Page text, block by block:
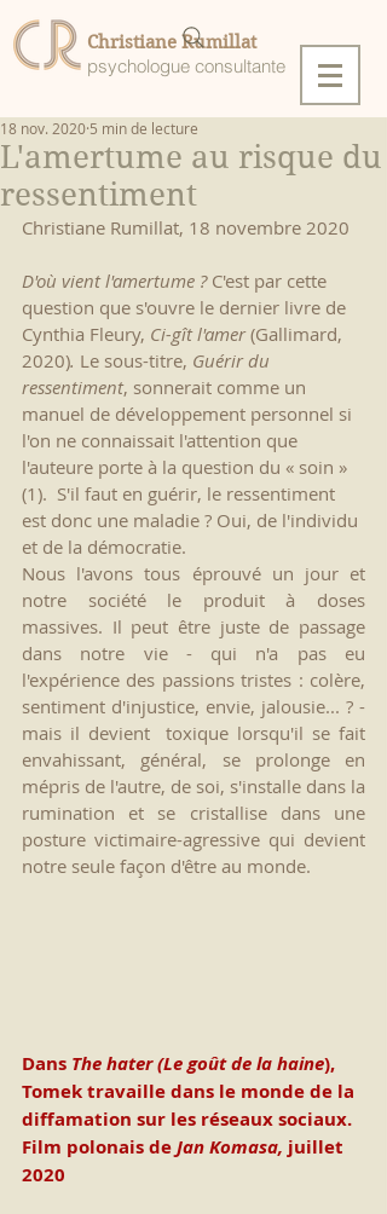
Christiane Rumillat
psychologue consultante
L'amertume au risque du
ressentiment
18 nov. 2020 5 min de lecture
Christiane Rumillat, 18 novembre 2020
D'où vient l'amertume ? C'est par cette
question que s'ouvre le dernier livre de
Cynthia Fleury, Ci-gît l'amer (Gallimard,
2020). Le sous-titre, Guérir du
ressentiment, sonnerait comme un
manuel de développement personnel si
l'on ne connaissait l'attention que
l'auteure porte à la question du « soin »
(1).  S'il faut en guérir, le ressentiment
est donc une maladie ? Oui, de l'individu
et de la démocratie.
Nous l'avons tous éprouvé un jour et
notre société le produit à doses
massives. Il peut être juste de passage
dans notre vie - qui n'a pas eu
l'expérience des passions tristes : colère,
sentiment d'injustice, envie, jalousie... ? -
mais il devient  toxique lorsqu'il se fait
envahissant, général, se prolonge en
mépris de l'autre, de soi, s'installe dans la
rumination et se cristallise dans une
posture victimaire-agressive qui devient
notre seule façon d'être au monde.
Dans The hater (Le goût de la haine),
Tomek travaille dans le monde de la
diffamation sur les réseaux sociaux.
Film polonais de Jan Komasa, juillet
2020